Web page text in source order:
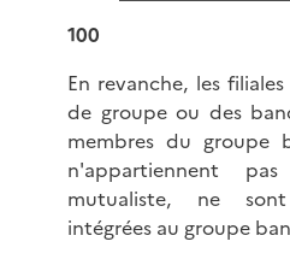
100
En revanche, les
de groupe ou des
membres du groupe
n'appartiennent
mutualiste, ne
intégrées au groupe